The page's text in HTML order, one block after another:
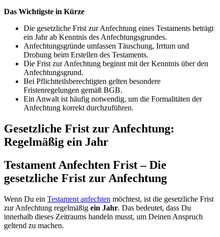
Das Wichtigste in Kürze
Die gesetzliche Frist zur Anfechtung eines Testaments beträgt
ein Jahr ab Kenntnis des Anfechtungsgrundes.
Anfechtungsgründe umfassen Täuschung, Irrtum und
Drohung beim Erstellen des Testaments.
Die Frist zur Anfechtung beginnt mit der Kenntnis über den
Anfechtungsgrund.
Bei Pflichtteilsberechtigten gelten besondere
Fristenregelungen gemäß BGB.
Ein Anwalt ist häufig notwendig, um die Formalitäten der
Anfechtung korrekt durchzuführen.
Gesetzliche Frist zur Anfechtung:
Regelmäßig ein Jahr
Testament Anfechten Frist – Die
gesetzliche Frist zur Anfechtung
Wenn Du ein Testament anfechten möchtest, ist die gesetzliche Frist
zur Anfechtung regelmäßig ein Jahr. Das bedeutet, dass Du
innerhalb dieses Zeitraums handeln musst, um Deinen Anspruch
geltend zu machen.